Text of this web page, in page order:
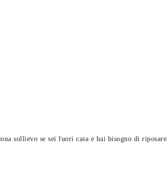
sollievo se sei fuori casa e hai bisogno di riposare.